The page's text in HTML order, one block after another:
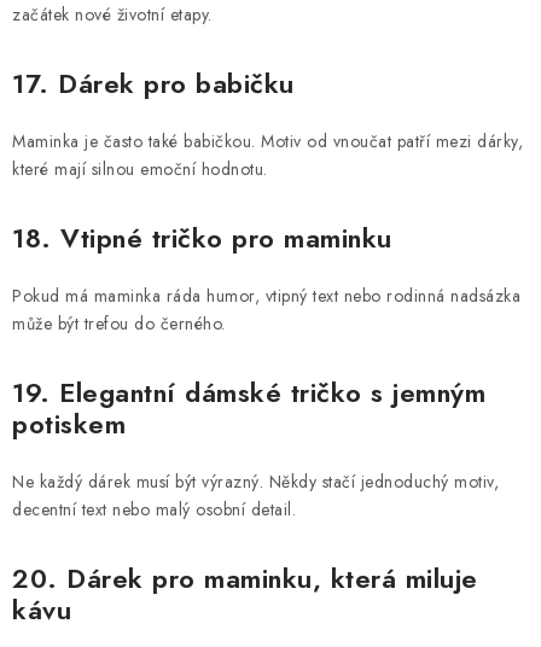
začátek nové životní etapy.
17. Dárek pro babičku
Maminka je často také babičkou. Motiv od vnoučat patří mezi dárky,
které mají silnou emoční hodnotu.
18. Vtipné tričko pro maminku
Pokud má maminka ráda humor, vtipný text nebo rodinná nadsázka
může být trefou do černého.
19. Elegantní dámské tričko s jemným
potiskem
Ne každý dárek musí být výrazný. Někdy stačí jednoduchý motiv,
decentní text nebo malý osobní detail.
20. Dárek pro maminku, která miluje
kávu